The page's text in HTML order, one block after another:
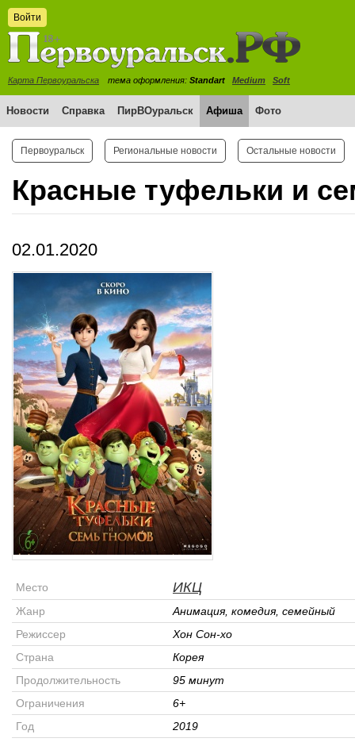
Войти
Карта Первоуральска тема оформления: Standart Medium Soft
Новости Справка ПирВОуральск Афиша Фото
Первоуральск Региональные новости Остальные новости
Красные туфельки и
02.01.2020
Место ИКЦ
Жанр
Анимация, комедия, семейный
Режиссер
Хон Сон-хо
Страна
Корея
Продолжительность
95 минут
Ограничения
6+
Год
2019